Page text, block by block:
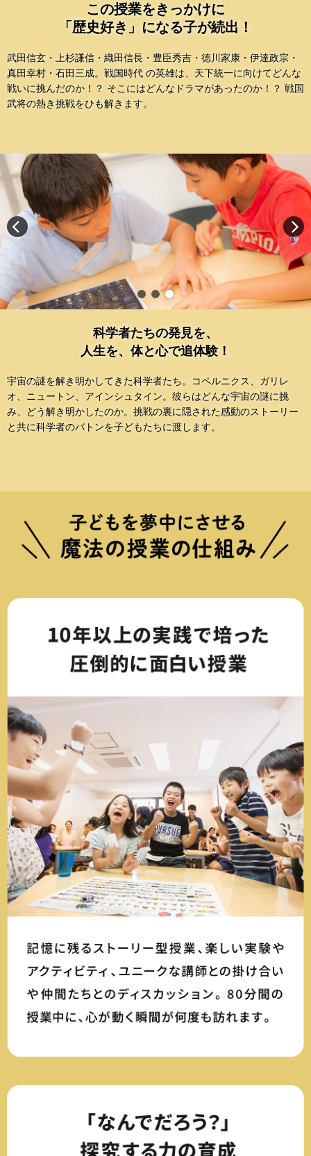
この授業をきっかけに
「歴史好き」になる子が続出！
武田信玄・上杉謙信・織田信長・豊臣秀吉・徳川家康・伊達政宗・
真田幸村・石田三成。戦国時代 の英雄は、天下統一に向けてどんな
戦いに挑んだのか！？ そこにはどんなドラマがあったのか！？ 戦国
武将の熱き挑戦をひも解きます。
科学者たちの発見を、
人生を、体と心で追体験！
宇宙の謎を解き明かしてきた科学者たち。コペルニクス、ガリレ
オ、ニュートン、アインシュタイン。彼らはどんな宇宙の謎に挑
み、どう解き明かしたのか。挑戦の裏に隠された感動のストーリー
と共に科学者のバトンを子どもたちに渡します。